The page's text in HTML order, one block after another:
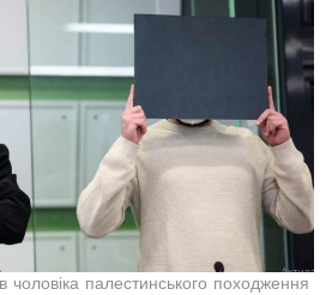
чоловіка палестинського походження